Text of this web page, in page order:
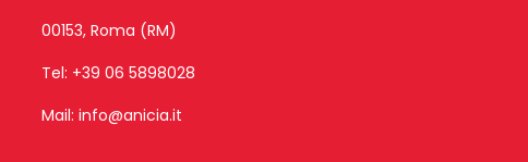
00153, Roma (RM)
Tel: +39 06 5898028
Mail: info@anicia.it